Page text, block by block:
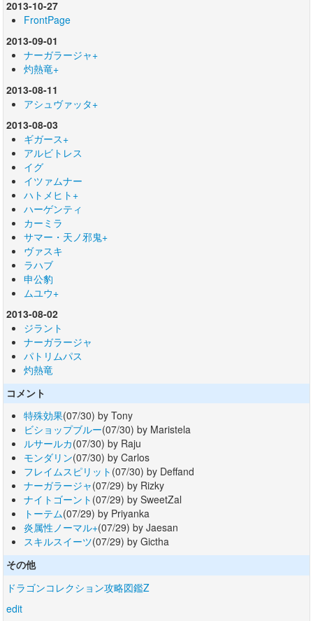
2013-10-27
FrontPage
2013-09-01
ナーガラージャ+
灼熱竜+
2013-08-11
アシュヴァッタ+
2013-08-03
ギガース+
アルビトレス
イグ
イツァムナー
ハトメヒト+
ハーゲンティ
カーミラ
サマー・天ノ邪鬼+
ヴァスキ
ラハブ
申公豹
ムユウ+
2013-08-02
ジラント
ナーガラージャ
パトリムパス
灼熱竜
コメント
特殊効果(07/30) by Tony
ビショップブルー(07/30) by Maristela
ルサールカ(07/30) by Raju
モンダリン(07/30) by Carlos
フレイムスピリット (07/30) by Deffand
ナーガラージャ(07/29) by Rizky
ナイトゴーント (07/29) by SweetZal
トーテム(07/29) by Priyanka
炎属性ノーマル+(07/29) by Jaesan
スキルスイーツ(07/29) by Gictha
その他
ドラゴンコレクション攻略図鑑Z
edit